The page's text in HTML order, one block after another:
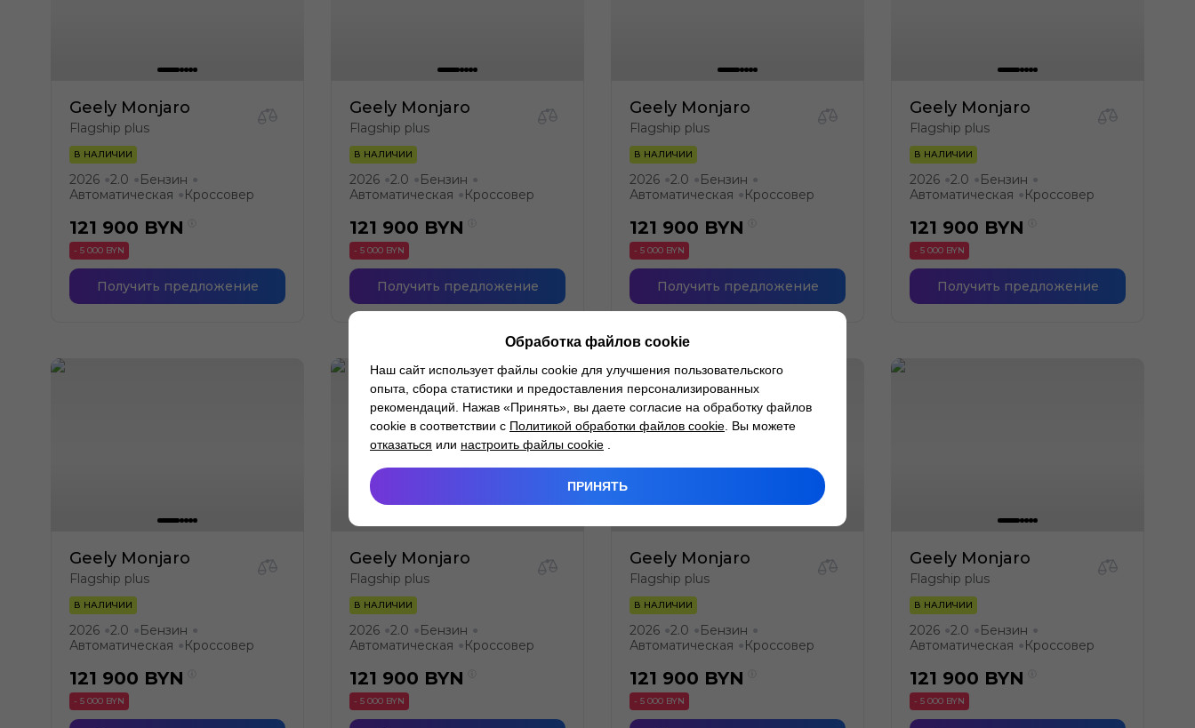
Geely Monjaro
Flagship plus
В НАЛИЧИИ
2026 ●2.0 ● Бензин ●
Автоматическая ● Кроссовер
121 900 BYN
- 5 000 BYN
Получить предложение
Geely Monjaro
Flagship plus
В НАЛИЧИИ
2026 ●2.0 ● Бензин ●
Автоматическая ● Кроссовер
121 900 BYN
- 5 000 BYN
Получить предложение
Geely Monjaro
Flagship plus
В НАЛИЧИИ
2026 ●2.0 ● Бензин ●
Автоматическая ● Кроссовер
121 900 BYN
- 5 000 BYN
Получить предложение
Geely Monjaro
Flagship plus
В НАЛИЧИИ
2026 ●2.0 ● Бензин ●
Автоматическая ● Кроссовер
121 900 BYN
- 5 000 BYN
Получить предложение
Geely Monjaro
Flagship plus
В НАЛИЧИИ
2026 ●2.0 ● Бензин ●
Автоматическая ● Кроссовер
121 900 BYN
- 5 000 BYN
Geely Monjaro
Flagship plus
В НАЛИЧИИ
2026 ●2.0 ● Бензин ●
Автоматическая ● Кроссовер
121 900 BYN
- 5 000 BYN
Geely Monjaro
Flagship plus
В НАЛИЧИИ
2026 ●2.0 ● Бензин ●
Автоматическая ● Кроссовер
121 900 BYN
- 5 000 BYN
Geely Monjaro
Flagship plus
В НАЛИЧИИ
2026 ●2.0 ● Бензин ●
Автоматическая ● Кроссовер
121 900 BYN
- 5 000 BYN
Обработка файлов cookie
Наш сайт использует файлы cookie для улучшения пользовательского
опыта, сбора статистики и предоставления персонализированных
рекомендаций. Нажав «Принять», вы даете согласие на обработку файлов
cookie в соответствии с Политикой обработки файлов cookie . Вы можете
отказаться или настроить файлы cookie
ПРИНЯТЬ